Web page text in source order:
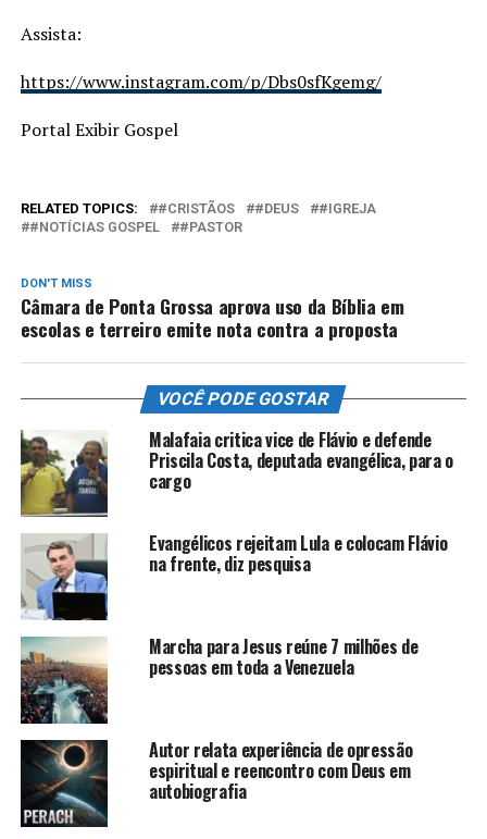
Assista:
https://www.instagram.com/p/Dbs0sfKgemg/
Portal Exibir Gospel
RELATED TOPICS: #CRISTÃOS #DEUS
#IGREJA
#NOTÍCIAS GOSPEL
#PASTOR
DON'T MISS
Câmara de Ponta Grossa aprova uso da Bíblia em
escolas e terreiro emite nota contra a proposta
VOCÊ PODE GOSTAR
Malafaia critica vice de Flávio e defende
Priscila Costa, deputada evangélica, para o
cargo
Evangélicos rejeitam Lula e colocam Flávio
na frente, diz pesquisa
Marcha para Jesus reúne 7 milhões de
pessoas em toda a Venezuela
Autor relata experiência de opressão
espiritual e reencontro com Deus em
autobiografia